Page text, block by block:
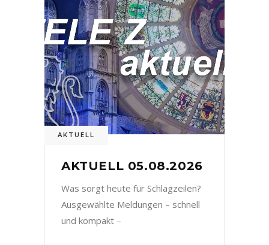
AKTUELL
AKTUELL 05.08.2026
Was sorgt heute für Schlagzeilen?
Ausgewählte Meldungen – schnell
und kompakt –